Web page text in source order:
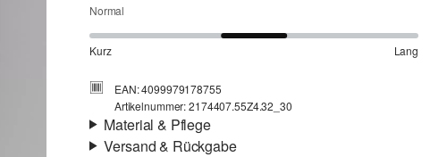
Normal
Kurz Lang
EAN: 4099979178755
Artikelnummer: 2174407.55Z4.32_30
Material & Pflege
Versand & Rückgabe